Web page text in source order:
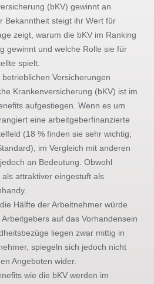
(bKV) gewinnt an
Bekanntheit steigt ihr Wert für
zeigt, warum die bKV im Ranking
gewinnt und welche Rolle sie für
spielt.
Versicherungen
Krankenversicherung (bKV) ist im
aufgestiegen. Wenn es um
eine arbeitgeberfinanzierte
(18 % finden sie sehr wichtig;
im Vergleich mit anderen
an Bedeutung. Obwohl
attraktiver eingestuft als
Hälfte der Arbeitnehmer würde
auf das Vorhandensein
liegen zwar mittig in
spiegeln sich jedoch nicht
Angeboten wider.
wie die bKV werden im